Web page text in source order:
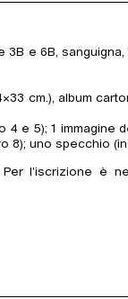
e 6B, sanguigna,
cm.), album
4 e 5); 1 immagine
8); uno specchio
l’iscrizione è